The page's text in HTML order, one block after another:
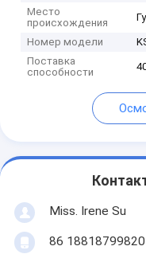
Место
происхождения
Номер модели
Поставка
способности
Miss. Irene Su
86 18818799820